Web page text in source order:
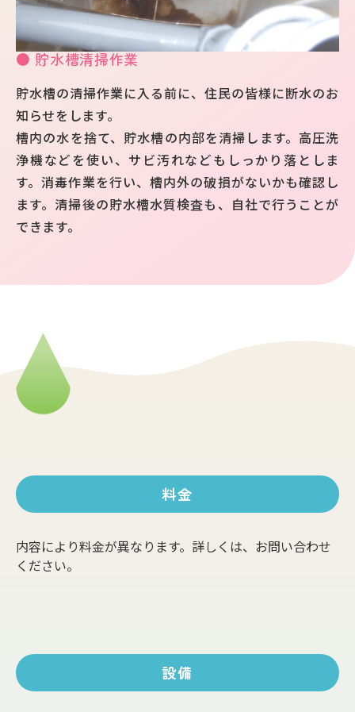
● 貯水槽清掃作業
貯水槽の清掃作業に入る前に、住民の皆様に断水のお
知らせをします。
槽内の水を捨て、貯水槽の内部を清掃します。高圧洗
浄機などを使い、サビ汚れなどもしっかり落としま
す。消毒作業を行い、槽内外の破損がないかも確認し
ます。清掃後の貯水槽水質検査も、自社で行うことが
できます。
料金
内容により料金が異なります。詳しくは、お問い合わせ
ください。
設備